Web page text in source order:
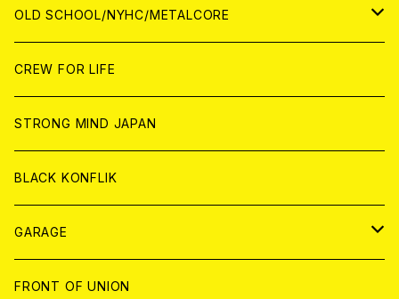
ANALOG
ANALOG
CD
ANALOG
CD
ANALOG
WORLD
CD
ANALOG
JAPAN
CD
ANALOG
WORLD
CD
ANALOG
OLD SCHOOL/NYHC/METALCORE
JAPAN
CD
ANALOG
WORLD
CD
ANALOG
CREW FOR LIFE
STRONG MIND JAPAN
BLACK KONFLIK
GARAGE
JAPAN
FRONT OF UNION